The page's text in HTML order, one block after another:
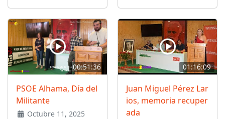
00:51:36
PSOE Alhama, Día del
Militante
Octubre 11, 2025
01:16:09
Juan Miguel Pérez Lar
ios, memoria recuper
ada